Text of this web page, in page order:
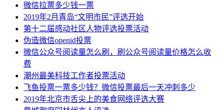
微信拉票多少钱一票
2019年2月青岛“文明市民”评选开始
第十二届感动社区人物评选投票活动
伪造微信openid投票
微信公众号阅读量怎么刷，刷公众号阅读量价格怎么收
费
潮州最美科技工作者投票活动
飞鱼投票一票多少钱？微信投票最后一天冲刺多少
2019年北京市舌尖上的美食网络评选大赛